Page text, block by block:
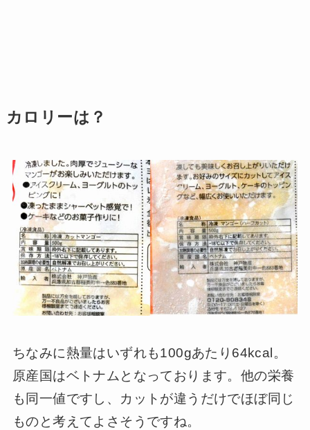
カロリーは？
ちなみに熱量はいずれも100gあたり64kcal。
原産国はベトナムとなっております。他の栄養
も同一値ですし、カットが違うだけでほぼ同じ
ものと考えてよさそうですね。